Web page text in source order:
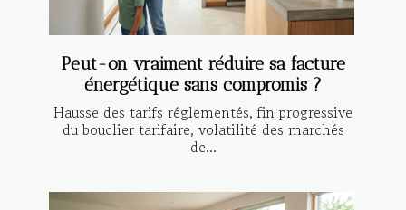
Peut-on vraiment réduire sa facture
énergétique sans compromis ?
Hausse des tarifs réglementés, fin progressive
du bouclier tarifaire, volatilité des marchés
de...